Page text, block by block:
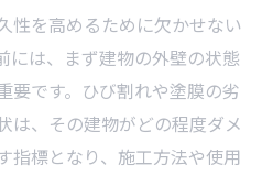
性を高めるために欠かせない
には、まず建物の外壁の状態
要です。ひび割れや塗膜の劣
は、その建物がどの程度ダメ
指標となり、施工方法や使用